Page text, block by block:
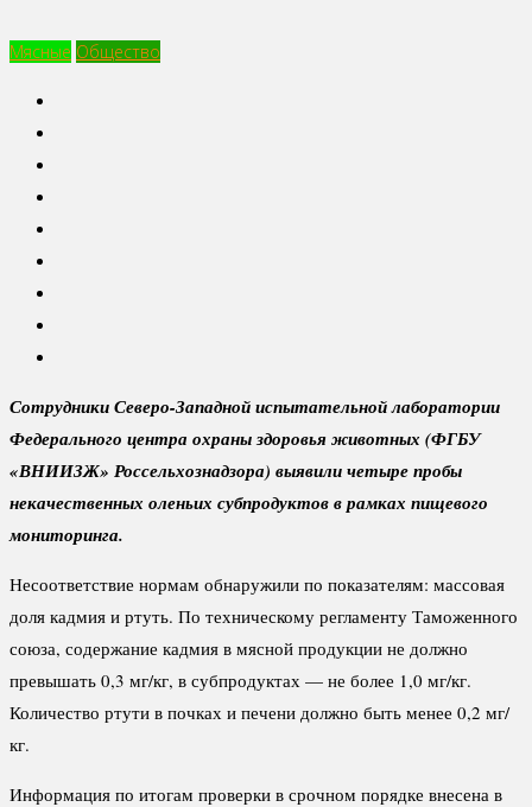
Мясные Общество
Сотрудники Северо-Западной испытательной лаборатории
Федерального центра охраны здоровья животных (ФГБУ
«ВНИИЗЖ» Россельхознадзора) выявили четыре пробы
некачественных оленьих субпродуктов в рамках пищевого
мониторинга.
Несоответствие нормам обнаружили по показателям: массовая
доля кадмия и ртуть. По техническому регламенту Таможенного
союза, содержание кадмия в мясной продукции не должно
превышать 0,3 мг/кг, в субпродуктах — не более 1,0 мг/кг.
Количество ртути в почках и печени должно быть менее 0,2 мг/
кг.
Информация по итогам проверки в срочном порядке внесена в